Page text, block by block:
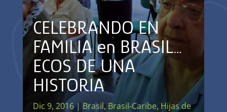
CELEBRANDO EN
FAMILIA en BRASIL…
ECOS DE UNA
HISTORIA
Dic 9, 2016| Brasil, Brasil-Caribe,Hijas de